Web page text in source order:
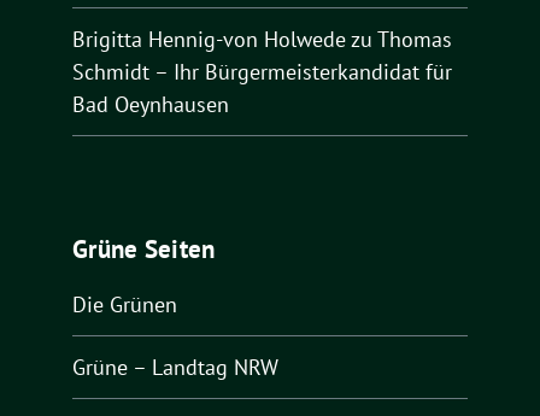
Brigitta Hennig-von Holwedezu Thomas
Schmidt – Ihr Bürgermeisterkandidat für
Bad Oeynhausen
Grüne Seiten
Die Grünen
Grüne – Landtag NRW